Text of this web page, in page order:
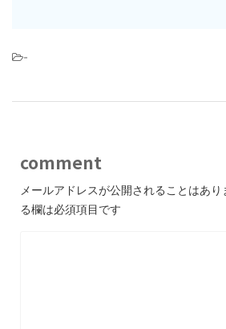
-
comment
メールアドレスが公開されることはあり
る欄は必須項目です